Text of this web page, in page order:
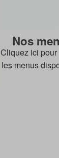
Nos
Cliquez ici pour
les menus